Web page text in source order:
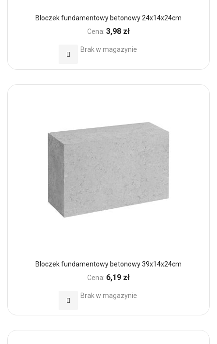
Bloczek fundamentowy betonowy 24x14x24cm
Cena: 3,98 zł
Brak w magazynie
Dodaj do Ulubionych
Bloczek fundamentowy betonowy 39x14x24cm
Cena: 6,19 zł
Brak w magazynie
Dodaj do Ulubionych